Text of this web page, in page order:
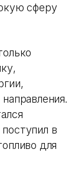
сферу
в
для